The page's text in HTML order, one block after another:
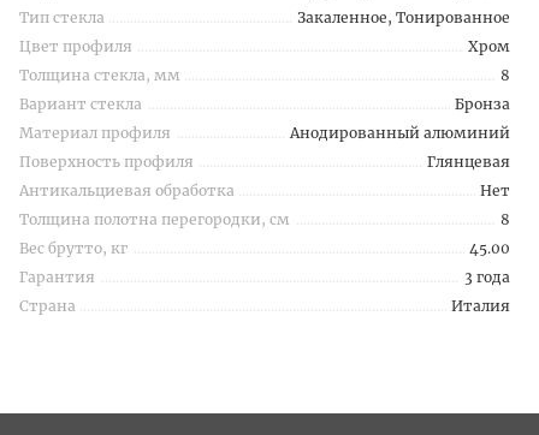
Тип стекла
Закаленное, Тонированное
Цвет профиля
Хром
Толщина стекла, мм
8
Вариант стекла
Бронза
Материал профиля
Анодированный алюминий
Поверхность профиля
Глянцевая
Антикальциевая обработка
Нет
Толщина полотна перегородки, см
8
Вес брутто, кг
45.00
Гарантия
3 года
Страна
Италия